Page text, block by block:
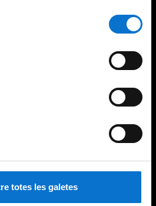
galetes del lloc web de la
totes les galetes